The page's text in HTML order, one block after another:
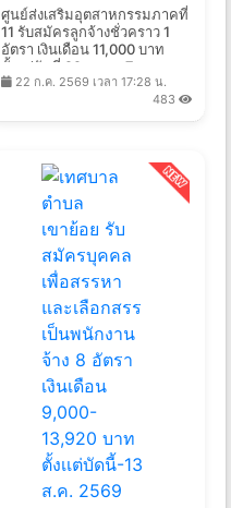
ศูนย์ส่งเสริมอุตสาหกรรมภาคที่
11 รับสมัครลูกจ้างชั่วคราว 1
อัตรา เงินเดือน 11,000 บาท
ตั้งแต่วันที่ 22 ก.ค. - 7 ส.ค.
2569
22 ก.ค. 2569 เวลา 17:28 น.
483